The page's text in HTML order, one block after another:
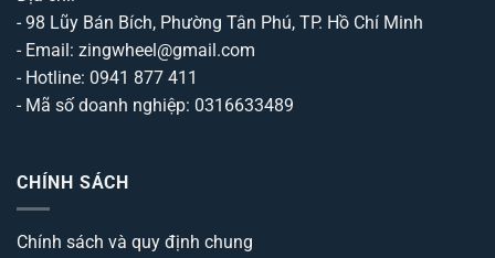
- 98 Lũy Bán Bích, Phường Tân Phú, TP. Hồ Chí Minh
- Email: zingwheel@gmail.com
- Hotline: 0941 877 411
- Mã số doanh nghiệp: 0316633489
CHÍNH SÁCH
Chính sách và quy định chung